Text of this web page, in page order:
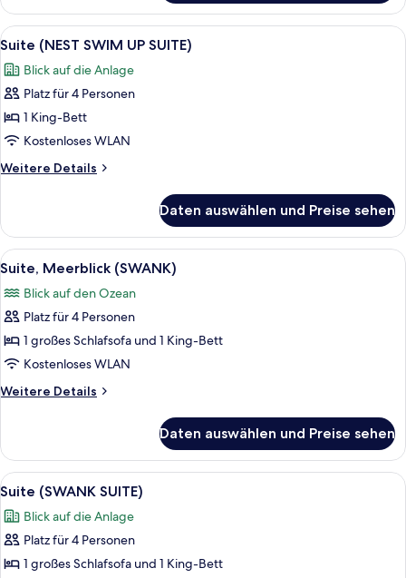
(NEST
SUITE)
Alle
Fotos
für
Suite
(NEST
SWIM
UP
SUITE)
Ein Hotelzimmer mit einem großen
3
Suite (NEST SWIM UP SUITE)
Blick auf die Anlage
Platz für 4 Personen
1 King-Bett
Kostenloses WLAN
Weitere Details
Weitere
(NEST
SWIM
UP
Daten auswählen und Preise sehen
Alle
Fotos
für
Suite,
Meerblick
(SWANK)
anzeigen
Ein ordentlich bezogenes Bett mit
6
Suite, Meerblick (SWANK)
Blick auf den Ozean
Platz für 4 Personen
1 großes Schlafsofa und 1 King-Bett
Kostenloses WLAN
Weitere Details
Weitere
Meerblick
(SWANK)
Daten auswählen und Preise sehen
Alle
Fotos
für
Suite
(SWANK
Ein ordentlich bezogenes Bett mit
5
Suite (SWANK SUITE)
Blick auf die Anlage
Platz für 4 Personen
1 großes Schlafsofa und 1 King-Bett